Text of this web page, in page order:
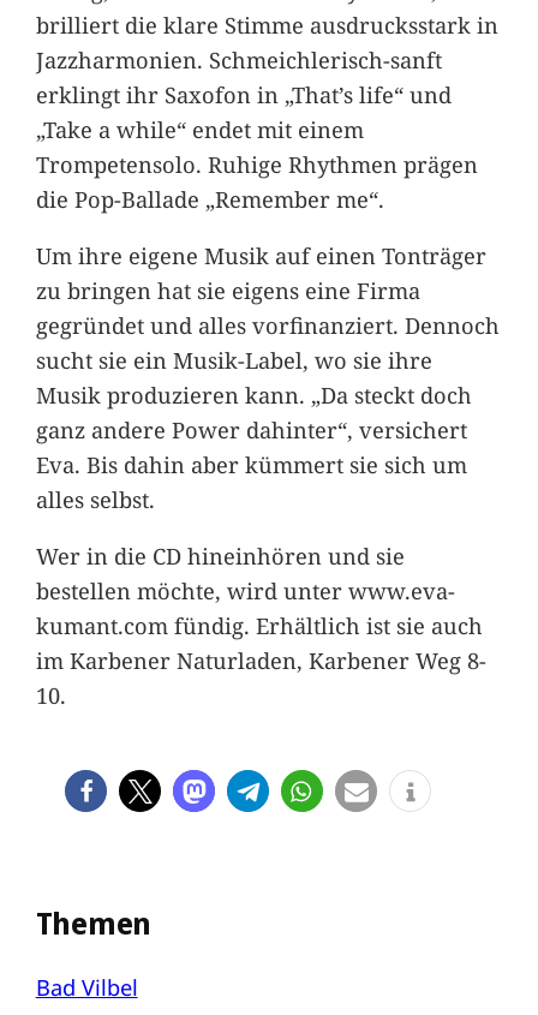
brilliert die klare Stimme ausdrucksstark in
Jazzharmonien. Schmeichlerisch-sanft
erklingt ihr Saxofon in „That’s life“ und
„Take a while“ endet mit einem
Trompetensolo. Ruhige Rhythmen prägen
die Pop-Ballade „Remember me“.
Um ihre eigene Musik auf einen Tonträger
zu bringen hat sie eigens eine Firma
gegründet und alles vorfinanziert. Dennoch
sucht sie ein Musik-Label, wo sie ihre
Musik produzieren kann. „Da steckt doch
ganz andere Power dahinter“, versichert
Eva. Bis dahin aber kümmert sie sich um
alles selbst.
Wer in die CD hineinhören und sie
bestellen möchte, wird unter www.eva-
kumant.com fündig. Erhältlich ist sie auch
im Karbener Naturladen, Karbener Weg 8-
10.
Themen
Bad Vilbel